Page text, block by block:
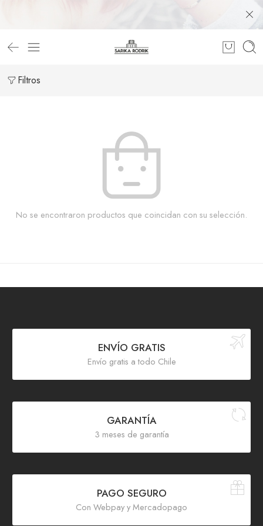
Filtros
No se encontraron productos que coincidan con su selección.
ENVÍO GRATIS
Envío gratis a todo Chile
GARANTÍA
3 meses de garantía
PAGO SEGURO
Con Webpay y Mercadopago